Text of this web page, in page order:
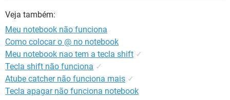
Veja também:
Meu notebook não funciona
Como colocar o @ no notebook
Meu notebook nao tem a tecla shift ✓
Tecla shift não funciona ✓
Atube catcher não funciona mais ✓
Tecla apagar não funciona notebook